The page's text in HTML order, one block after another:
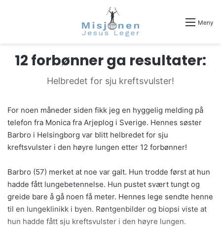
Meny
12 forbønner ga resultater:
Helbredet for sju kreftsvulster!
For noen måneder siden fikk jeg en hyggelig melding på
telefon fra Monica fra Arjeplog i Sverige. Hennes søster
Barbro i Helsingborg var blitt helbredet for sju
kreftsvulster i den høyre lungen etter 12 forbønner!
Barbro (57) merket at noe var galt. Hun trodde først at hun
hadde fått lungebetennelse. Hun pustet svært tungt og
greide bare å gå noen få meter. Hennes lege sendte henne
til en lungeklinikk i byen. Røntgenbilder og biopsi viste at
hun hadde fått sju kreftsvulster i den høyre lungen.